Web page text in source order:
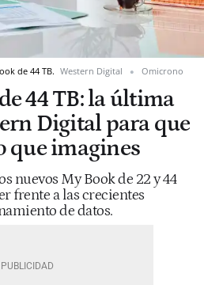
de 44 TB. Western Digital Omicrono
44 TB: la última
Digital para que
que imagines
nuevos My Book de 22 y 44
frente a las crecientes
de datos.